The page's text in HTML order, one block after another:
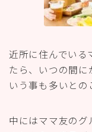
近所に住んでいる
たら、いつの間に
いう事も多いとの
中にはママ友のグ